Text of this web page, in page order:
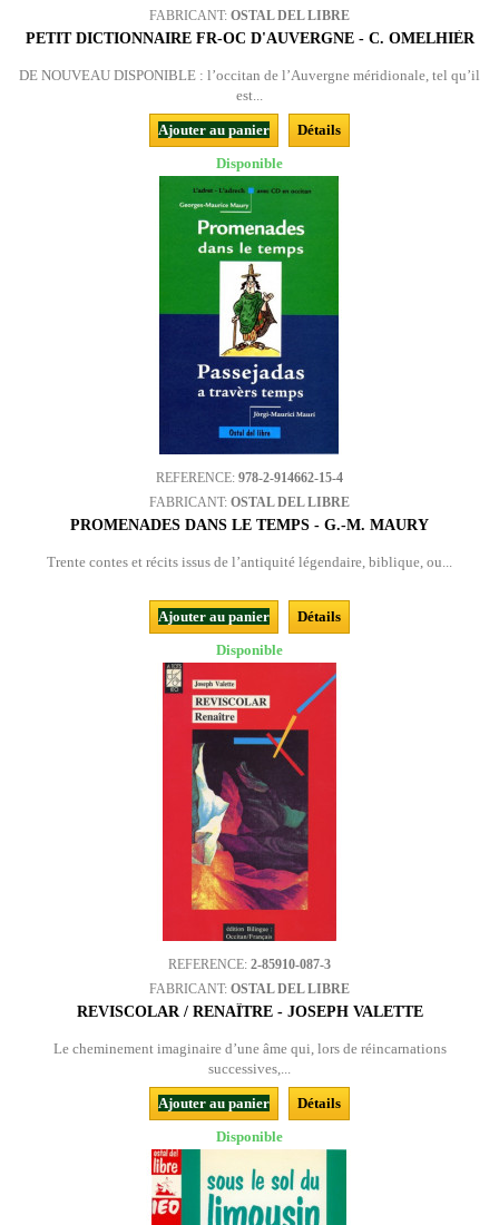
FABRICANT: OSTAL DEL LIBRE
PETIT DICTIONNAIRE FR-OC D'AUVERGNE - C. OMELHIÈR
DE NOUVEAU DISPONIBLE : l’occitan de l’Auvergne méridionale, tel qu’il
est...
Ajouter au panier
Détails
Disponible
REFERENCE: 978-2-914662-15-4
FABRICANT: OSTAL DEL LIBRE
PROMENADES DANS LE TEMPS - G.-M. MAURY
Trente contes et récits issus de l’antiquité légendaire, biblique, ou...
Ajouter au panier
Détails
Disponible
REFERENCE: 2-85910-087-3
FABRICANT: OSTAL DEL LIBRE
REVISCOLAR / RENAÎTRE - JOSEPH VALETTE
Le cheminement imaginaire d’une âme qui, lors de réincarnations
successives,...
Ajouter au panier
Détails
Disponible